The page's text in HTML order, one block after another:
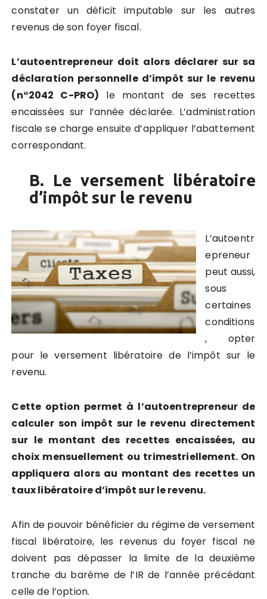
constater un déficit imputable sur les autres
revenus de son foyer fiscal.
L’autoentrepreneur doit alors déclarer sur sa
déclaration personnelle d’impôt sur le revenu
(n°2042 C-PRO) le montant de ses recettes
encaissées sur l’année déclarée. L’administration
fiscale se charge ensuite d’appliquer l’abattement
correspondant.
B. Le versement libératoire
d’impôt sur le revenu
L’autoentr
epreneur
peut aussi,
sous
certaines
conditions
, opter
pour le versement libératoire de l’impôt sur le
revenu.
Cette option permet à l’autoentrepreneur de
calculer son impôt sur le revenu directement
sur le montant des recettes encaissées, au
choix mensuellement ou trimestriellement. On
appliquera alors au montant des recettes un
taux libératoire d’impôt sur le revenu.
Afin de pouvoir bénéficier du régime de versement
fiscal libératoire, les revenus du foyer fiscal ne
doivent pas dépasser la limite de la deuxième
tranche du barème de l’IR de l’année précédant
celle de l’option.